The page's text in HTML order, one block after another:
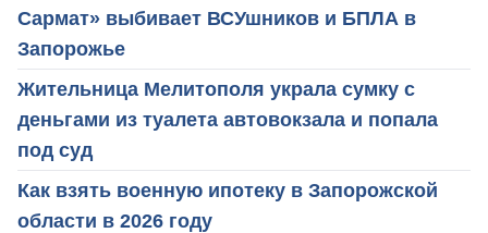
Сармат» выбивает ВСУшников и БПЛА в
Запорожье
Жительница Мелитополя украла сумку с
деньгами из туалета автовокзала и попала
под суд
Как взять военную ипотеку в Запорожской
области в 2026 году